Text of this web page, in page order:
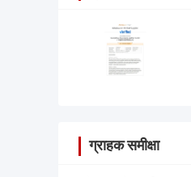
ग्राहक समीक्षा